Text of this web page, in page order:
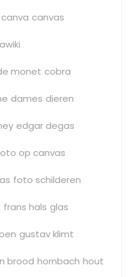
canva canvas
monet cobra
dames dieren
edgar degas
op canvas
foto schilderen
frans hals glas
gustav klimt
brood hornbach hout